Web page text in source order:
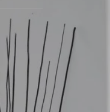
التكنولوجيا والسلامة
المدونة والأخبار